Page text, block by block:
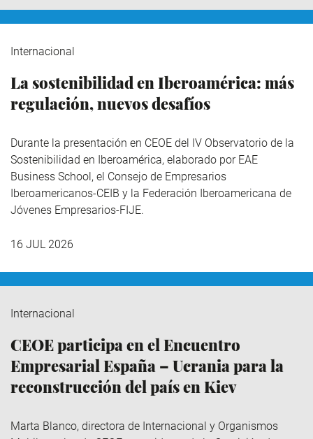
Internacional
La sostenibilidad en Iberoamérica: más
regulación, nuevos desafíos
Durante la presentación en CEOE del IV Observatorio de la
Sostenibilidad en Iberoamérica, elaborado por EAE
Business School, el Consejo de Empresarios
Iberoamericanos-CEIB y la Federación Iberoamericana de
Jóvenes Empresarios-FIJE.
16 JUL 2026
Internacional
CEOE participa en el Encuentro
Empresarial España – Ucrania para la
reconstrucción del país en Kiev
Marta Blanco, directora de Internacional y Organismos